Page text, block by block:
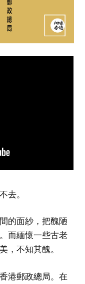
去。
的面紗，把醜陋
而緬懷一些古老
，不知其醜。
港郵政總局。在